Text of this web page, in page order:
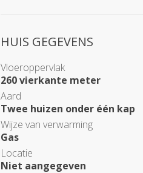
HUIS GEGEVENS
Vloeroppervlak
260 vierkante meter
Aard
Twee huizen onder één kap
Wijze van verwarming
Gas
Locatie
Niet aangegeven